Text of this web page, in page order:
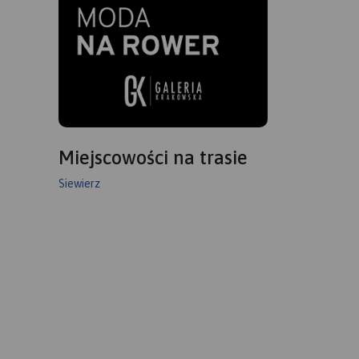
Miejscowości na trasie
Siewierz